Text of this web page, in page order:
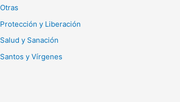
Otras
Protección y Liberación
Salud y Sanación
Santos y Vírgenes